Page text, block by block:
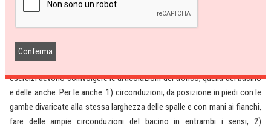
(articolo scritto da Orlando Pizzolato nell'anno 2004)
articolazioni
denominati come esercizi di mobilità articolare. Per il podista questi
esercizi devono coinvolgere le articolazioni del tronco, quella del bacino
e delle anche. Per le anche: 1) circonduzioni, da posizione in piedi con le
gambe divaricate alla stessa larghezza delle spalle e con mani ai fianchi,
fare delle ampie circonduzioni del bacino in entrambi i sensi, 2)